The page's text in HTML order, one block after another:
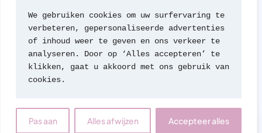
We gebruiken cookies om uw surfervaring te
verbeteren, gepersonaliseerde advertenties
of inhoud weer te geven en ons verkeer te
analyseren. Door op ‘Alles accepteren’ te
klikken, gaat u akkoord met ons gebruik van
cookies.
Pas aan Alles afwijzen Accepteer alles
gekocht bij geautoriseerde leveranciers of van de
merken zelf (met geen van beide hebben we een
formele rechtsverhouding). Wij werken nooit met
namaak of imitaties van geuren; een beleid dat we zeer
serieus nemen.
Contact